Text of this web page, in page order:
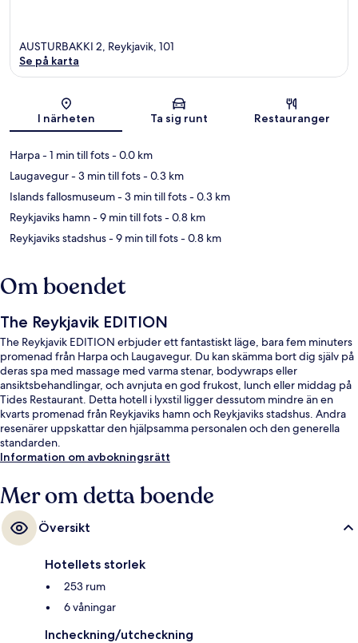
Karta
AUSTURBAKKI 2, Reykjavik, 101
Se på karta
I närheten Ta sig runt Restauranger
Harpa- 1 min till fots- 0.0 km
Laugavegur- 3 min till fots- 0.3 km
Islands fallosmuseum- 3 min till fots- 0.3 km
Reykjaviks hamn- 9 min till fots- 0.8 km
Reykjaviks stadshus- 9 min till fots- 0.8 km
Om boendet
The Reykjavik EDITION
The Reykjavik EDITION erbjuder ett fantastiskt läge, bara fem minuters
promenad från Harpa och Laugavegur. Du kan skämma bort dig själv på
deras spa med massage med varma stenar, bodywraps eller
ansiktsbehandlingar, och avnjuta en god frukost, lunch eller middag på
Tides Restaurant. Detta hotell i lyxstil ligger dessutom mindre än en
kvarts promenad från Reykjaviks hamn och Reykjaviks stadshus. Andra
resenärer uppskattar den hjälpsamma personalen och den generella
standarden.
Information om avbokningsrätt
Mer om detta boende
Översikt
Hotellets storlek
253 rum
6 våningar
Incheckning/utcheckning